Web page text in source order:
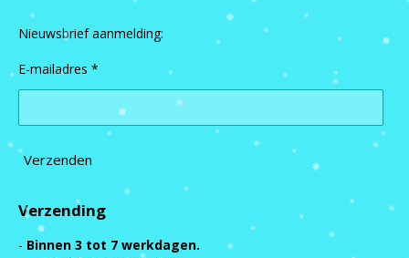
Nieuwsbrief aanmelding:
E-mailadres *
Verzenden
Verzending
- Binnen 3 tot 7 werkdagen.